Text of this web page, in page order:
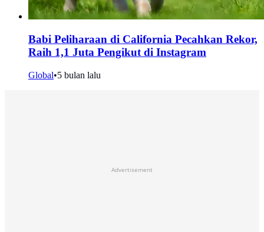
Babi Peliharaan di California Pecahkan Rekor,
Raih 1,1 Juta Pengikut di Instagram
Global•5 bulan lalu
Advertisement